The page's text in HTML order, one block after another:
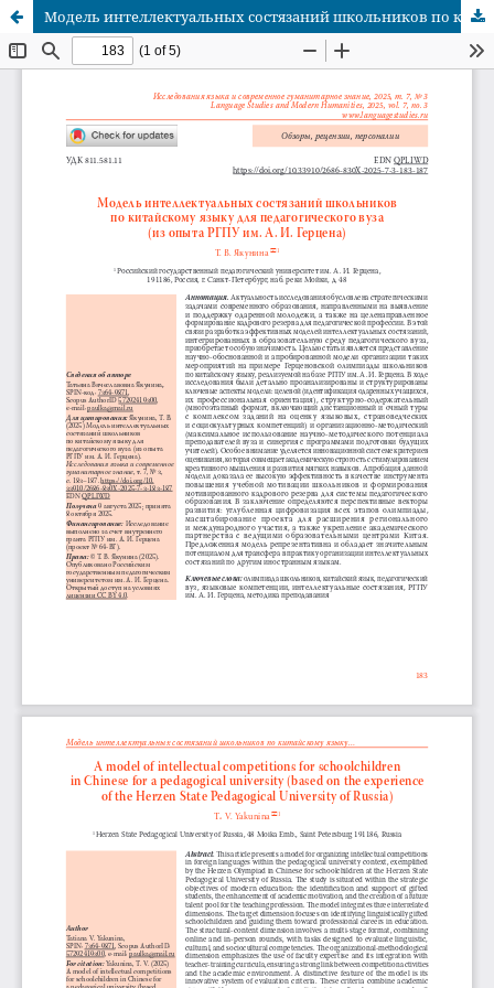
Модель интеллектуальных состязаний школьников по китайскому языку для педагогического вуза (из опыта РГПУ им. А. И. Герцена)